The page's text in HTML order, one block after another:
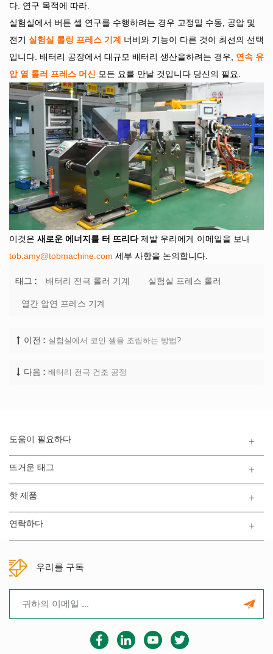
다. 연구 목적에 따라.
실험실에서 버튼 셀 연구를 수행하려는 경우 고정밀 수동, 공압 및
전기 실험실 롤링 프레스 기계 너비와 기능이 다른 것이 최선의 선택
입니다. 배터리 공장에서 대규모 배터리 생산을하려는 경우, 연속 유
압 열 롤러 프레스 머신 모든 요를 만날 것입니다 당신의 필요.
이것은 새로운 에너지를 터 뜨리다제발 우리에게 이메일을 보내
tob.amy@tobmachine.com 세부 사항을 논의합니다.
태그 : 배터리 전극 롤러 기계 실험실 프레스 롤러
열간 압연 프레스 기계
이전 : 실험실에서 코인 셀을 조립하는 방법?
다음 : 배터리 전극 건조 공정
도움이 필요하다
뜨거운 태그
핫 제품
연락하다
우리를 구독